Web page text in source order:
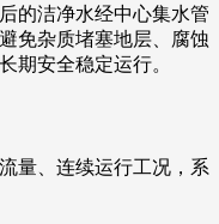
的洁净水经中心集水管
免杂质堵塞地层、腐蚀
期安全稳定运行。
量、连续运行工况，系